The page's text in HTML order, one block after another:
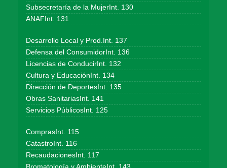
Subsecretaría de la MujerInt. 130
ANAFInt. 131
Desarrollo Local y Prod.Int. 137
Defensa del ConsumidorInt. 136
Licencias de ConducirInt. 132
Cultura y EducaciónInt. 134
Dirección de DeportesInt. 135
Obras SanitariasInt. 141
Servicios PúblicosInt. 125
ComprasInt. 115
CatastroInt. 116
RecaudacionesInt. 117